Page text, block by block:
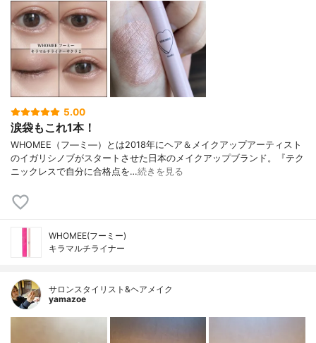
5.00
涙袋もこれ1本！
WHOMEE（フ―ミ―）とは2018年にヘア＆メイクアップアーティスト
のイガリシノブがスタートさせた日本のメイクアップブランド。『テク
ニックレスで自分に合格点を…続きを見る
WHOMEE(フーミー)
キラマルチライナー
サロンスタイリスト&ヘアメイク
yamazoe